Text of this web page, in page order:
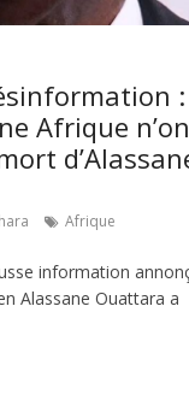
:
Afrique
Afrique
information
Alassane Ouattara a